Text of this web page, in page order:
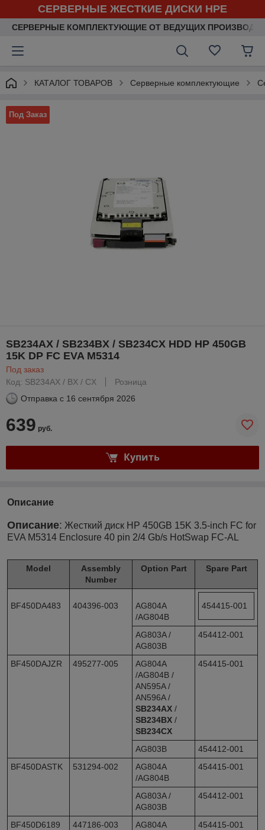
СЕРВЕРНЫЕ ЖЕСТКИЕ ДИСКИ HPE
СЕРВЕРНЫЕ КОМПЛЕКТУЮЩИЕ ОТ ВЕДУЩИХ
КАТАЛОГ ТОВАРОВ Серверные комплектующие
Под Заказ
SB234AX / SB234BX / SB234CX HDD HP 450GB
15K DP FC EVA M5314
Под заказ
Код: SB234AX / BX / CX
Розница
Отправка с 16 сентября 2026
639 руб.
Купить
Описание
Описание: Жесткий диск HP 450GB 15K 3.5-inch FC for
EVA M5314 Enclosure 40 pin 2/4 Gb/s HotSwap FC-AL
Model
Assembly
Number
Option Part Spare Part
BF450DA483 404396-003
AG804A
/AG804B
454415-001
AG803A /
AG803B
454412-001
BF450DAJZR 495277-005
AG804A
/AG804B /
AN595A /
AN596A /
SB234AX /
SB234BX /
SB234CX
454415-001
AG803B
454412-001
BF450DASTK
531294-002
AG804A
/AG804B
454415-001
AG803A /
AG803B
454412-001
BF450D6189 447186-003
AG804A
454415-001